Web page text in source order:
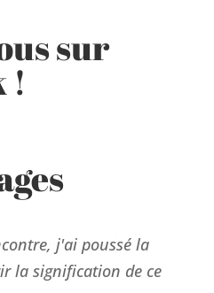
sur
!
j'ai poussé la
la signification de ce